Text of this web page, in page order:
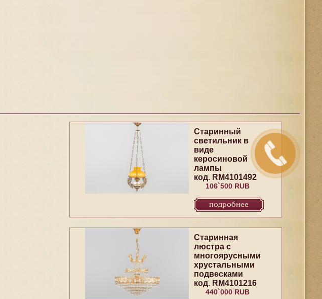
Старинный
светильник в
виде
керосиновой
лампы
код. RM4101492
106`500 RUB
подробнее
Старинная
люстра с
многоярусными
хрустальными
подвесками
код. RM4101216
440`000 RUB